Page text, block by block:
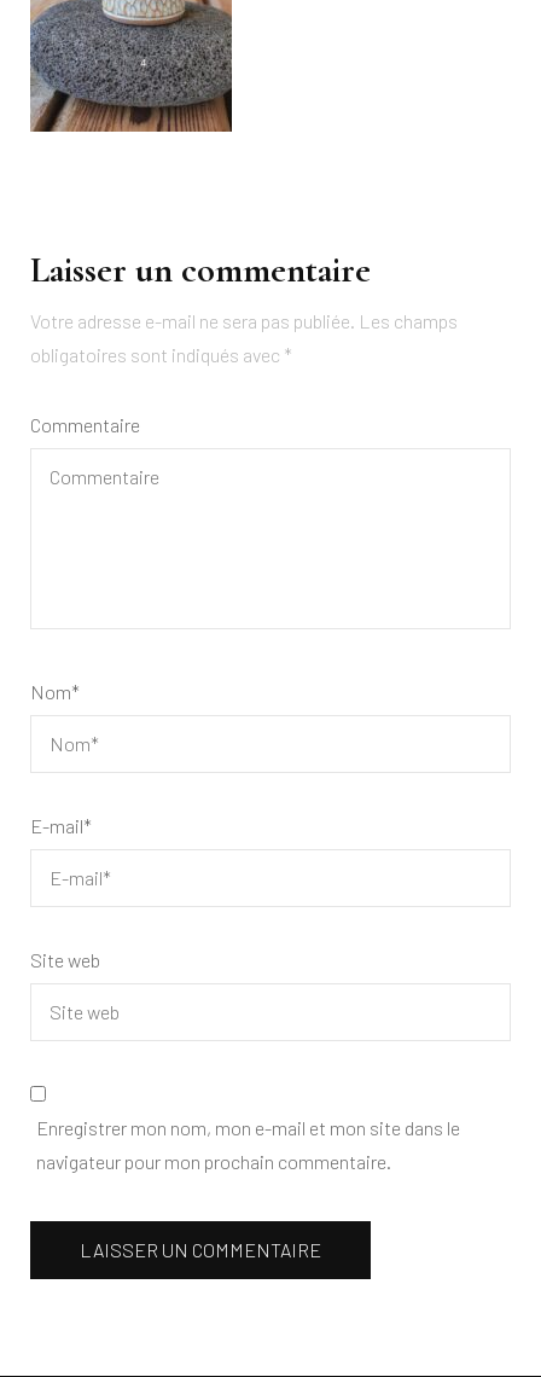
Laisser un commentaire
Votre adresse e-mail ne sera pas publiée. Les champs
obligatoires sont indiqués avec *
Commentaire
Nom*
E-mail*
Site web
Enregistrer mon nom, mon e-mail et mon site dans le
navigateur pour mon prochain commentaire.